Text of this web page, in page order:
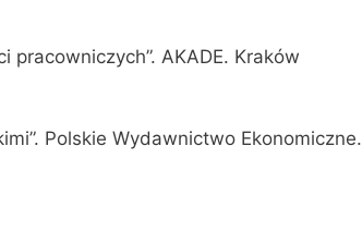
pracowniczych”. AKADE. Kraków
Polskie Wydawnictwo Ekonomiczne.